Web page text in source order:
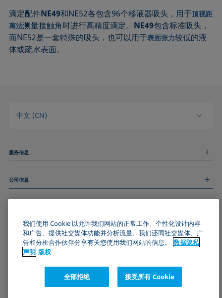
滴定配件NE49和NE52各包含96个移液器吸头，用于顶视距
离法测量接触角时进行高精度滴定。 NE49包含标准吸头，
而NE52是一套特殊的吸头，也可以用于表面张力较低的液
体或疏水表面。
中文 (CN)
服务信息
技术服务
和我们取得联系
公司信息
关于我们
数据隐私声明
Cookie政策
订阅我们的新闻简报
加入KRÜSS社区
我们使用 Cookie 以允许我们网站的正常工作、个性化设计内容
和广告、提供社交媒体功能并分析流量。我们还同社交媒体、广
告和分析合作伙伴分享有关您使用我们网站的信息。
数据隐私
声明 版权
全部拒绝 接受所有 Cookie